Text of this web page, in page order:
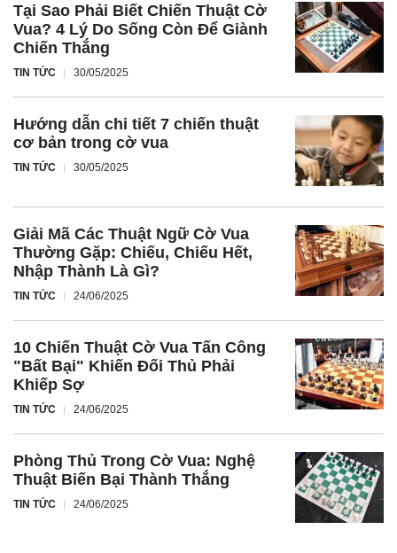
Tại Sao Phải Biết Chiến Thuật Cờ
Vua? 4 Lý Do Sống Còn Để Giành
Chiến Thắng
TIN TỨC 30/05/2025
Hướng dẫn chi tiết 7 chiến thuật
cơ bản trong cờ vua
TIN TỨC 30/05/2025
Giải Mã Các Thuật Ngữ Cờ Vua
Thường Gặp: Chiếu, Chiếu Hết,
Nhập Thành Là Gì?
TIN TỨC 24/06/2025
10 Chiến Thuật Cờ Vua Tấn Công
"Bất Bại" Khiến Đối Thủ Phải
Khiếp Sợ
TIN TỨC 24/06/2025
Phòng Thủ Trong Cờ Vua: Nghệ
Thuật Biến Bại Thành Thắng
TIN TỨC 24/06/2025